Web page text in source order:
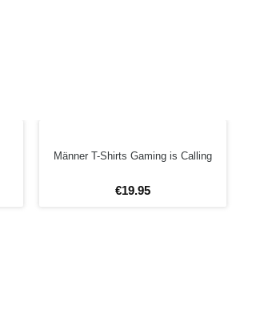
Männer T-Shirts Gaming is Calling
€19.95